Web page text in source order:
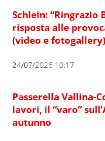
Schlein: “Ringrazio
risposta alle
(video e fotogallery)
24/07/2026 10:17
Passerella Vallina-
lavori, il “varo”
autunno